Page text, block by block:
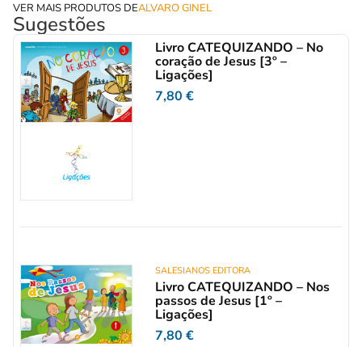
VER MAIS PRODUTOS DEALVARO GINEL
Sugestões
Livro CATEQUIZANDO – No
coração de Jesus [3º –
Ligações]
7,80€
SALESIANOS EDITORA
Livro CATEQUIZANDO – Nos
passos de Jesus [1º –
Ligações]
7,80€